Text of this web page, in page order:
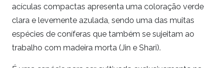
acículas compactas apresenta uma coloração verde
clara e levemente azulada, sendo uma das muitas
espécies de coníferas que também se sujeitam ao
trabalho com madeira morta (Jin e Shari).